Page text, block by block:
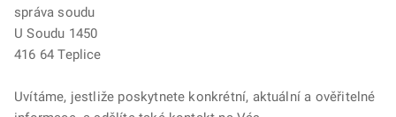
správa soudu
U Soudu 1450
416 64 Teplice
Uvítáme, jestliže poskytnete konkrétní, aktuální a ověřitelné